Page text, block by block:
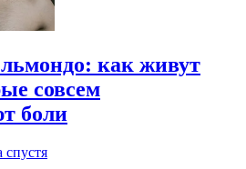
как живут
совсем
боли
спустя